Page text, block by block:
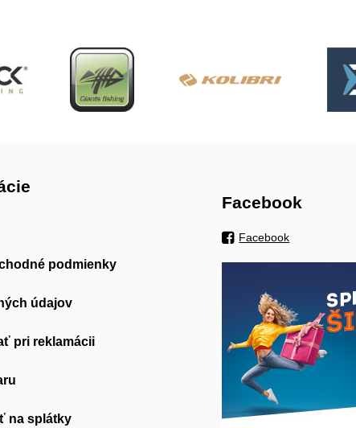
podmienky
údajov
pri reklamácii
na splátky
Facebook
Facebook